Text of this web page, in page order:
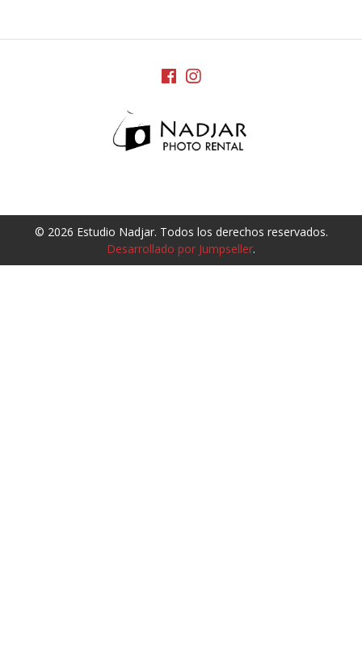
© 2026 Estudio Nadjar. Todos los derechos reservados.
Desarrollado por Jumpseller.